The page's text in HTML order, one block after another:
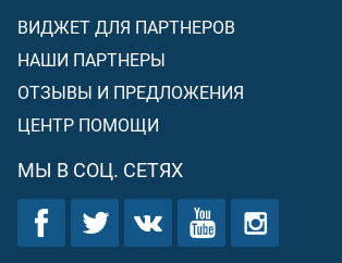
ВИДЖЕТ ДЛЯ ПАРТНЕРОВ
НАШИ ПАРТНЕРЫ
ОТЗЫВЫ И ПРЕДЛОЖЕНИЯ
ЦЕНТР ПОМОЩИ
МЫ В СОЦ. СЕТЯХ